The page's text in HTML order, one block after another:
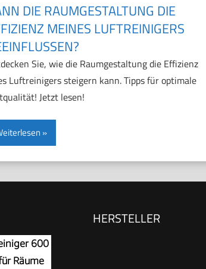
DIE RAUMGESTALTUNG DIE
MEINES LUFTREINIGERS
Sie, wie die Raumgestaltung die Effizienz
Luftreinigers steigern kann. Tipps für optimale
Jetzt lesen!
600
Räume
HERSTELLER